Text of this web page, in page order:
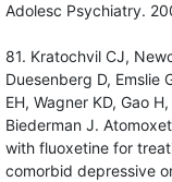
Adolesc Psychiatry.
81. Kratochvil CJ,
Duesenberg D, Emslie
EH, Wagner KD, Gao
Biederman J.
with fluoxetine for
comorbid depressive